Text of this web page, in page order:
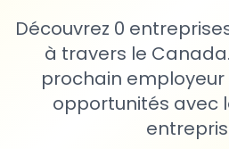
Découvrez 0
à travers le
prochain employeur
opportunités avec